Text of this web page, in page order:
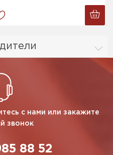
с нами или закажите
звонок
88 52